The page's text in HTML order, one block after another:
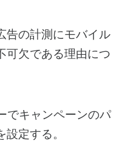
告の計測にモバイル
可欠である理由につ
でキャンペーンのパ
定する。